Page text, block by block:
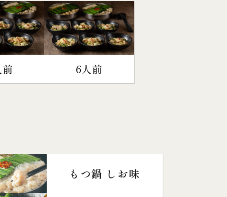
6人前
もつ鍋 しお味